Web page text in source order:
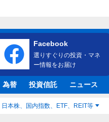
Facebook
選りすぐりの投資・マネ
ー情報をお届け
為替 投資信託 ニュース
日本株、国内指数、ETF、REIT等